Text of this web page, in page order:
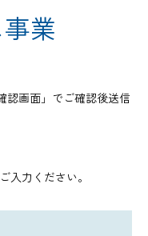
業
認画面」でご確認後送信
入力ください。